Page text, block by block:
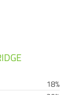
18%